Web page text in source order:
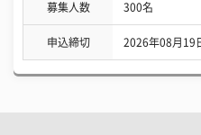
募集人数 300名
申込締切 2026年08月19